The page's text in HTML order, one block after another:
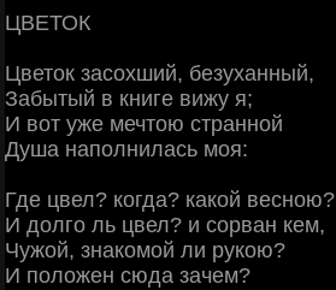
ЦВЕТОК
Цветок засохший, безуханный,
Забытый в книге вижу я;
И вот уже мечтою странной
Душа наполнилась моя:
Где цвел? когда? какой весною?
И долго ль цвел? и сорван кем,
Чужой, знакомой ли рукою?
И положен сюда зачем?